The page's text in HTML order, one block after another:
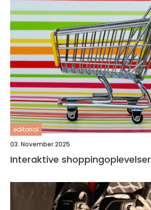
editorial
03. November 2025
Interaktive shoppingoplevelser